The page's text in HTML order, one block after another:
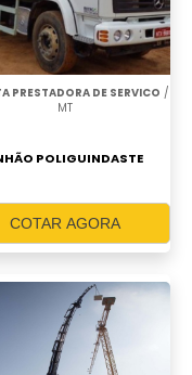
PRESTADORA DE SERVICO /
MT
POLIGUINDASTE
COTAR AGORA